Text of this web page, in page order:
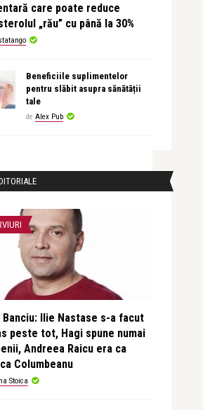
care poate reduce
„rău” cu până la 30%
Beneficiile suplimentelor
pentru slăbit asupra sănătății
tale
de Alex Pub
Banciu: Ilie Nastase s-a facut
peste tot, Hagi spune numai
Andreea Raicu era ca
Columbeanu
Stoica